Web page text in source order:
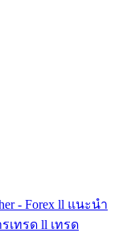
- Forex ll แนะนำ
เทรด ll เทรด